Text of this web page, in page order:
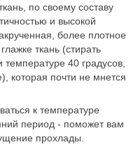
по своему составу
и высокой
более плотное
ткань (стирать
40 градусов,
которая почти не мнется
к температуре
период - поможет вам
прохлады.